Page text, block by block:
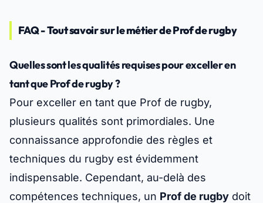
FAQ - Tout savoir sur le métier de Prof de rugby
Quelles sont les qualités requises pour exceller en
tant que Prof de rugby ?
Pour exceller en tant que Prof de rugby,
plusieurs qualités sont primordiales. Une
connaissance approfondie des règles et
techniques du rugby est évidemment
indispensable. Cependant, au-delà des
compétences techniques, un Prof de rugby doit